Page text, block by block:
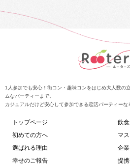
の豪華フー
祭り★お盆休
!!!
1人参加でも安心！街コン・趣味コンをはじめ大人数の
ムなパーティーまで。
カジュアルだけど安心して参加できる恋活パーティーな
トップページ
初めての方へ
選ばれる理由
幸せのご報告
飲
マ
企
提